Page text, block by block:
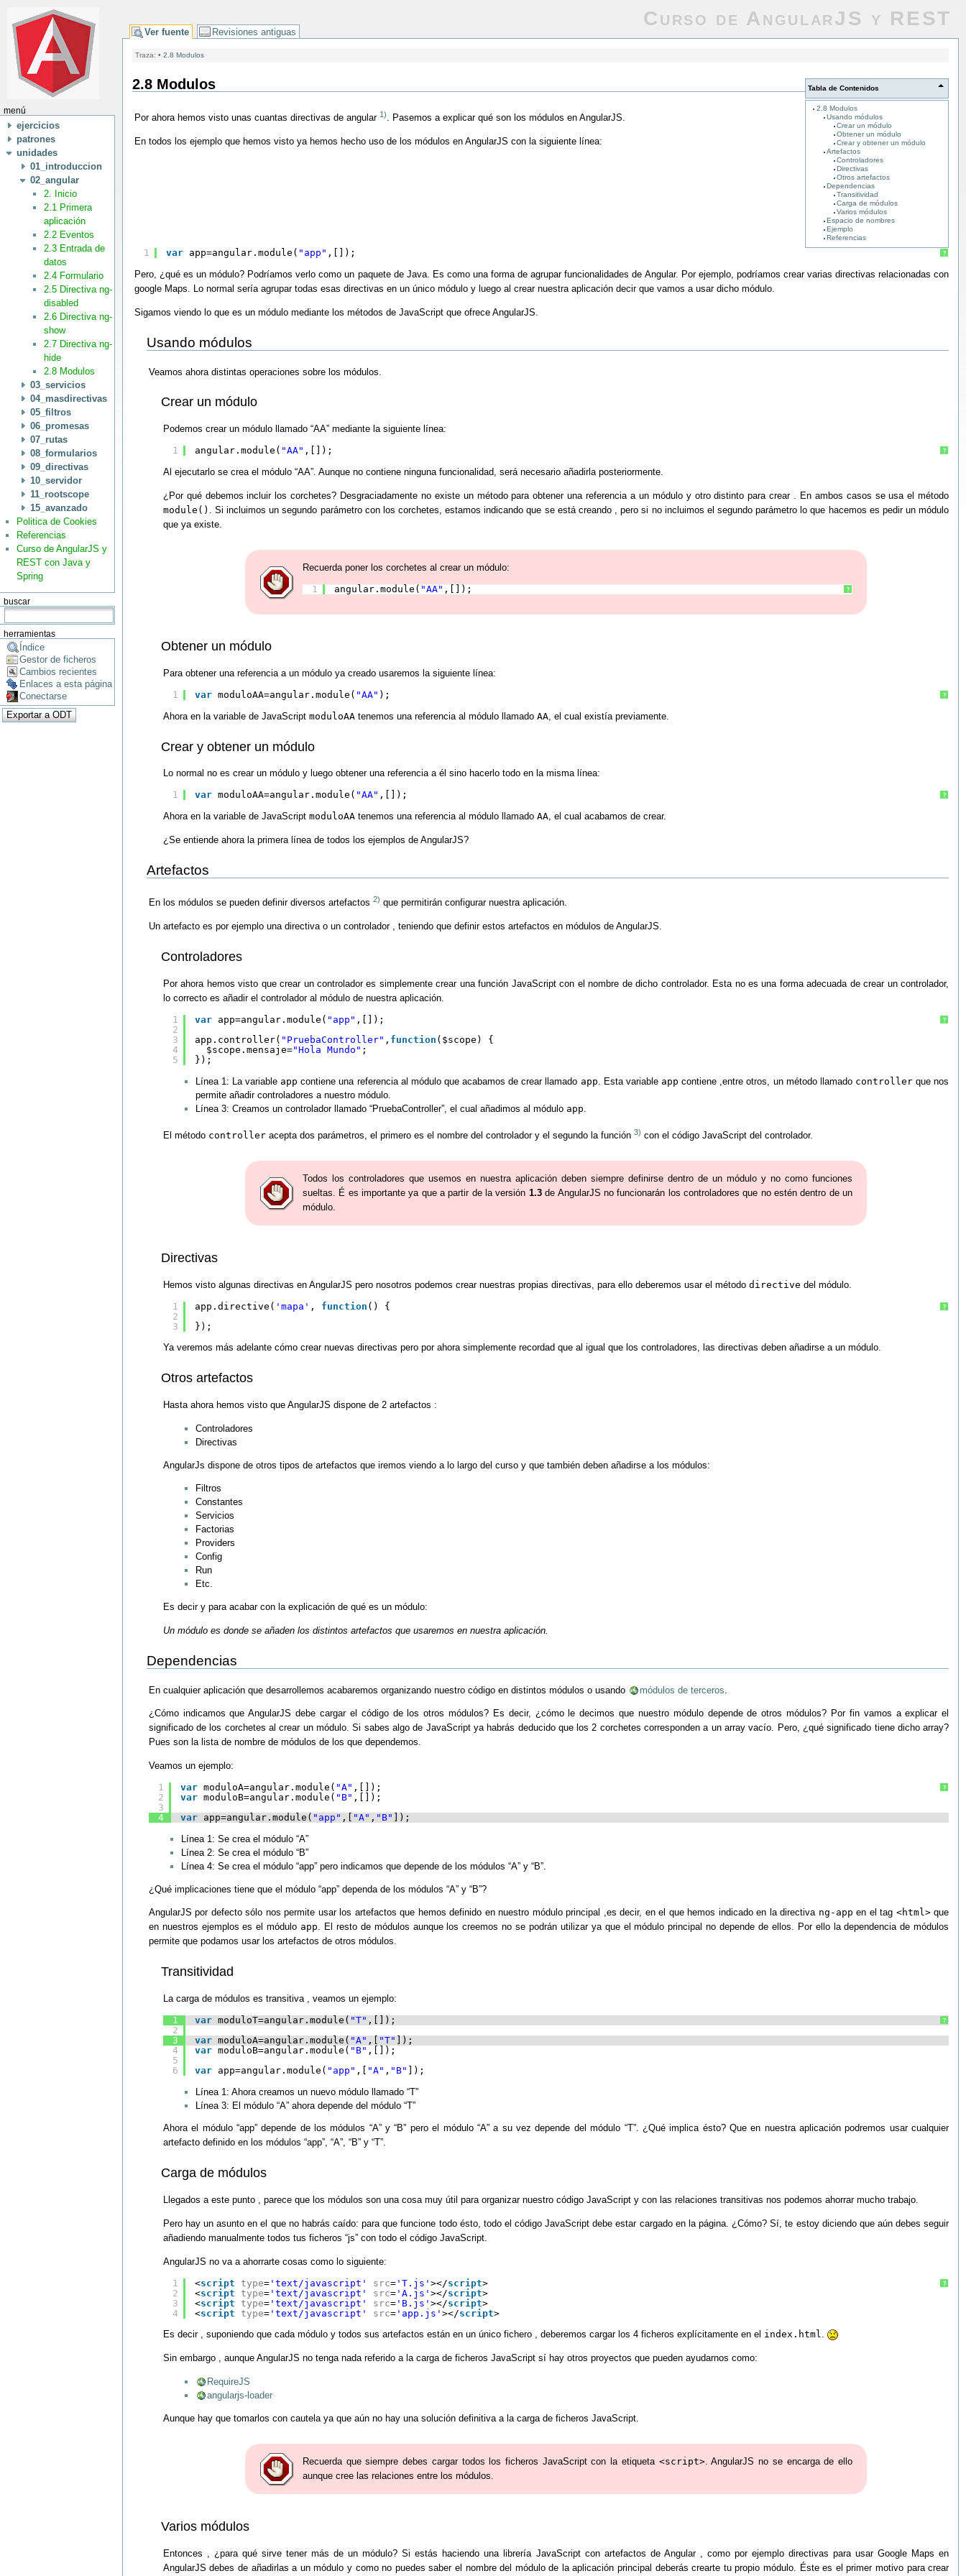
menú
ejercicios
patrones
unidades
01_introduccion
02_angular
2. Inicio
2.1 Primera
aplicación
2.2 Eventos
2.3 Entrada de
datos
2.4 Formulario
2.5 Directiva ng-
disabled
2.6 Directiva ng-
show
2.7 Directiva ng-
hide
2.8 Modulos
03_servicios
04_masdirectivas
05_filtros
06_promesas
07_rutas
08_formularios
09_directivas
10_servidor
11_rootscope
15_avanzado
Politica de Cookies
Referencias
Curso de AngularJS y
REST con Java y
Spring
buscar
herramientas
Índice
Gestor de ficheros
Cambios recientes
Enlaces a esta página
Conectarse
Curso de AngularJS y REST
Ver fuente Revisiones antiguas
Traza: • 2.8 Modulos
Tabla de Contenidos
2.8 Modulos
Usando módulos
Crear un módulo
Obtener un módulo
Crear y obtener un módulo
Artefactos
Controladores
Directivas
Otros artefactos
Dependencias
Transitividad
Carga de módulos
Varios módulos
Espacio de nombres
Ejemplo
Referencias
2.8 Modulos
Por ahora hemos visto unas cuantas directivas de angular 1) . Pasemos a explicar qué son los módulos en AngularJS.
En todos los ejemplo que hemos visto ya hemos hecho uso de los módulos en AngularJS con la siguiente línea:
?
1 var app=angular.module( "app" ,[]);
Pero, ¿qué es un módulo? Podríamos verlo como un paquete de Java. Es como una forma de agrupar funcionalidades de Angular. Por ejemplo, podríamos crear varias directivas relacionadas con
google Maps. Lo normal sería agrupar todas esas directivas en un único módulo y luego al crear nuestra aplicación decir que vamos a usar dicho módulo.
Sigamos viendo lo que es un módulo mediante los métodos de JavaScript que ofrece AngularJS.
Usando módulos
Veamos ahora distintas operaciones sobre los módulos.
Crear un módulo
Podemos crear un módulo llamado “AA” mediante la siguiente línea:
?
1 angular.module( "AA" ,[]);
Al ejecutarlo se crea el módulo “AA”. Aunque no contiene ninguna funcionalidad, será necesario añadirla posteriormente.
¿Por qué debemos incluir los corchetes? Desgraciadamente no existe un método para obtener una referencia a un módulo y otro distinto para crear . En ambos casos se usa el método
module()
. Si incluimos un segundo parámetro con los corchetes, estamos indicando que se está creando , pero si no incluimos el segundo parámetro lo que hacemos es pedir un módulo
que ya existe.
Recuerda poner los corchetes al crear un módulo:
?
1 angular.module( "AA" ,[]);
Obtener un módulo
Para obtener una referencia a un módulo ya creado usaremos la siguiente línea:
?
1 var moduloAA=angular.module( "AA" );
Ahora en la variable de JavaScript moduloAAtenemos una referencia al módulo llamado AA, el cual existía previamente.
Crear y obtener un módulo
Lo normal no es crear un módulo y luego obtener una referencia a él sino hacerlo todo en la misma línea:
?
1 var moduloAA=angular.module( "AA" ,[]);
Ahora en la variable de JavaScript moduloAAtenemos una referencia al módulo llamado AA, el cual acabamos de crear.
¿Se entiende ahora la primera línea de todos los ejemplos de AngularJS?
Artefactos
En los módulos se pueden definir diversos artefactos 2) que permitirán configurar nuestra aplicación.
Un artefacto es por ejemplo una directiva o un controlador , teniendo que definir estos artefactos en módulos de AngularJS.
Controladores
Por ahora hemos visto que crear un controlador es simplemente crear una función JavaScript con el nombre de dicho controlador. Esta no es una forma adecuada de crear un controlador,
lo correcto es añadir el controlador al módulo de nuestra aplicación.
?
1
2
3
4
5
var app=angular.module( "app" ,[]);
app.controller( "PruebaController" , function ($scope) {
$scope.mensaje="Hola Mundo" ;
});
Línea 1: La variable app contiene una referencia al módulo que acabamos de crear llamado app . Esta variable app contiene ,entre otros, un método llamado controllerque nos
permite añadir controladores a nuestro módulo.
Línea 3: Creamos un controlador llamado “PruebaController”, el cual añadimos al módulo app
El método controlleracepta dos parámetros, el primero es el nombre del controlador y el segundo la función 3) con el código JavaScript del controlador.
Todos los controladores que usemos en nuestra aplicación deben siempre definirse dentro de un módulo y no como funciones
sueltas. É es importante ya que a partir de la versión 1.3de AngularJS no funcionarán los controladores que no estén dentro de un
módulo.
Directivas
Hemos visto algunas directivas en AngularJS pero nosotros podemos crear nuestras propias directivas, para ello deberemos usar el método directive del módulo.
?
1
2
3
app.directive( 'mapa' , function () {
});
Ya veremos más adelante cómo crear nuevas directivas pero por ahora simplemente recordad que al igual que los controladores, las directivas deben añadirse a un módulo.
Otros artefactos
Hasta ahora hemos visto que AngularJS dispone de 2 artefactos :
Controladores
Directivas
AngularJs dispone de otros tipos de artefactos que iremos viendo a lo largo del curso y que también deben añadirse a los módulos:
Filtros
Constantes
Servicios
Factorias
Providers
Config
Run
Etc.
Es decir y para acabar con la explicación de qué es un módulo:
Un módulo es donde se añaden los distintos artefactos que usaremos en nuestra aplicación.
Dependencias
En cualquier aplicación que desarrollemos acabaremos organizando nuestro código en distintos módulos o usando módulos de terceros
¿Cómo indicamos que AngularJS debe cargar el código de los otros módulos? Es decir, ¿cómo le decimos que nuestro módulo depende de otros módulos? Por fin vamos a explicar el
significado de los corchetes al crear un módulo. Si sabes algo de JavaScript ya habrás deducido que los 2 corchetes corresponden a un array vacío. Pero, ¿qué significado tiene dicho array?
Pues son la lista de nombre de módulos de los que dependemos.
Veamos un ejemplo:
?
1
2
3
4
var moduloA=angular.module( "A" ,[]);
var moduloB=angular.module( "B" ,[]);
var
app=angular.module( "app" ,[ "A" , "B"
]);
Línea 1: Se crea el módulo “A”
Línea 2: Se crea el módulo “B”
Línea 4: Se crea el módulo “app” pero indicamos que depende de los módulos “A” y “B”.
¿Qué implicaciones tiene que el módulo “app” dependa de los módulos “A” y “B”?
AngularJS por defecto sólo nos permite usar los artefactos que hemos definido en nuestro módulo principal ,es decir, en el que hemos indicado en la directiva ng-app en el tag <html>que
en nuestros ejemplos es el módulo app. El resto de módulos aunque los creemos no se podrán utilizar ya que el módulo principal no depende de ellos. Por ello la dependencia de módulos
permite que podamos usar los artefactos de otros módulos.
Transitividad
La carga de módulos es transitiva , veamos un ejemplo:
?
1
2
3
4
5
6
var moduloT=angular.module( "T" ,[]);
var moduloA=angular.module( "A" ,[ "T"
]);
var moduloB=angular.module( "B" ,[]);
var
app=angular.module( "app" ,[ "A" , "B"
]);
Línea 1: Ahora creamos un nuevo módulo llamado “T”
Línea 3: El módulo “A” ahora depende del módulo “T”
Ahora el módulo “app” depende de los módulos “A” y “B” pero el módulo “A” a su vez depende del módulo “T”. ¿Qué implica ésto? Que en nuestra aplicación podremos usar cualquier
artefacto definido en los módulos “app”, “A”, “B” y “T”.
Carga de módulos
Llegados a este punto , parece que los módulos son una cosa muy útil para organizar nuestro código JavaScript y con las relaciones transitivas nos podemos ahorrar mucho trabajo.
Pero hay un asunto en el que no habrás caído: para que funcione todo ésto, todo el código JavaScript debe estar cargado en la página. ¿Cómo? Sí, te estoy diciendo que aún debes seguir
añadiendo manualmente todos tus ficheros “js” con todo el código JavaScript.
AngularJS no va a ahorrarte cosas como lo siguiente:
?
1
2
3
4
<script type='text/javascript' src='T.js' ></script>
<script type='text/javascript' src='A.js' ></script>
<script type='text/javascript' src='B.js' ></script>
<script type='text/javascript' src='app.js' ></script>
Es decir , suponiendo que cada módulo y todos sus artefactos están en un único fichero , deberemos cargar los 4 ficheros explícitamente en el index.html.
Sin embargo , aunque AngularJS no tenga nada referido a la carga de ficheros JavaScript sí hay otros proyectos que pueden ayudarnos como:
RequireJS
angularjs-loader
Aunque hay que tomarlos con cautela ya que aún no hay una solución definitiva a la carga de ficheros JavaScript.
Recuerda que siempre debes cargar todos los ficheros JavaScript con la etiqueta <script>. AngularJS no se encarga de ello
aunque cree las relaciones entre los módulos.
Varios módulos
Entonces , ¿para qué sirve tener más de un módulo? Si estás haciendo una librería JavaScript con artefactos de Angular , como por ejemplo directivas para usar Google Maps en
AngularJS debes de añadirlas a un módulo y como no puedes saber el nombre del módulo de la aplicación principal deberás crearte tu propio módulo. Éste es el primer motivo para crear